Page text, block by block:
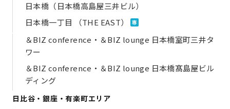
日本橋（日本橋高島屋三井ビル）
日本橋一丁目 （THE EAST）
専
＆BIZ conference・＆BIZ lounge 日本橋室町三井タ
ワー
＆BIZ conference・＆BIZ lounge 日本橋髙島屋ビル
ディング
日比谷・銀座・有楽町エリア